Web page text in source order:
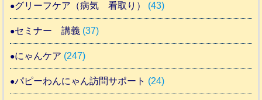
グリーフケア（病気 看取り） (43)
セミナー 講義 (37)
にゃんケア (247)
パピーわんにゃん訪問サポート (24)